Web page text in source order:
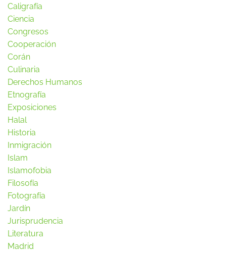
Caligrafía
Ciencia
Congresos
Cooperación
Corán
Culinaria
Derechos Humanos
Etnografía
Exposiciones
Halal
Historia
Inmigración
Islam
Islamofobia
Filosofía
Fotografía
Jardín
Jurisprudencia
Literatura
Madrid